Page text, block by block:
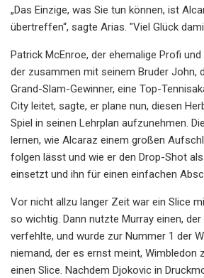
„Das Einzige, was Sie tun können, ist
übertreffen“, sagte Arias. "Viel Glück
Patrick McEnroe, der ehemalige Profi
der zusammen mit seinem Bruder John,
Grand-Slam-Gewinner, eine Top-
City leitet, sagte, er plane nun, diesen
Spiel in seinen Lehrplan aufzunehmen.
lernen, wie Alcaraz einem großen
folgen lässt und wie er den Drop-Shot
einsetzt und ihn für einen einfachen
Vor nicht allzu langer Zeit war ein Slice
so wichtig. Dann nutzte Murray einen,
verfehlte, und wurde zur Nummer 1 der
niemand, der es ernst meint, Wimbledon
einen Slice. Nachdem Djokovic in